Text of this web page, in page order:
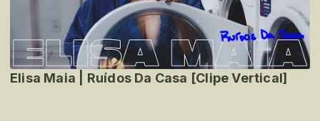
Elisa Maia | Ruídos Da Casa [Clipe Vertical]